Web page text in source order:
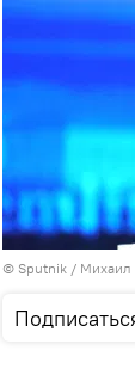
© Sputnik / Михаил